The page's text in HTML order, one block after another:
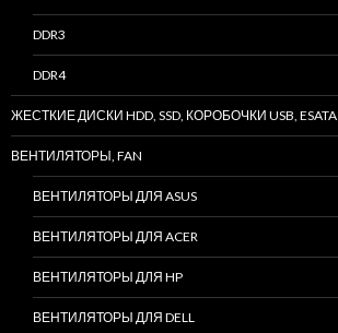
DDR3
DDR4
ЖЕСТКИЕ ДИСКИ HDD, SSD, КОРОБОЧКИ USB, ESATA
ВЕНТИЛЯТОРЫ, FAN
ВЕНТИЛЯТОРЫ ДЛЯ ASUS
ВЕНТИЛЯТОРЫ ДЛЯ ACER
ВЕНТИЛЯТОРЫ ДЛЯ HP
ВЕНТИЛЯТОРЫ ДЛЯ DELL